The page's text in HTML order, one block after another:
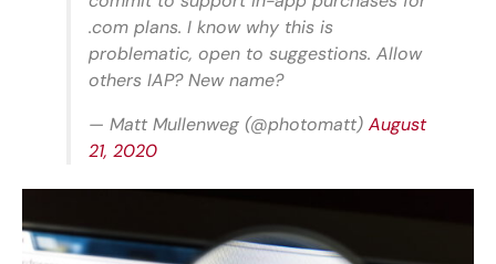
.com plans. I know why this is
problematic, open to suggestions. Allow
others IAP? New name?
— Matt Mullenweg (@photomatt) August
21, 2020